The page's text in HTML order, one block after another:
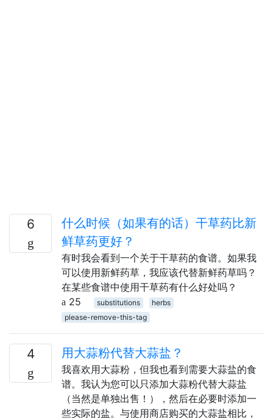
6
什么时候（如果有的话）干草药比新
鲜草药更好？
有时我会看到一个关于干草药的食谱。如果我
可以使用新鲜药草，我应该代替新鲜药草吗？
在某些食谱中使用干草药有什么好处吗？
25
substitutions
herbs
please-remove-this-tag
4 用大蒜粉代替大蒜盐？
我喜欢用大蒜粉，但我也看到需要大蒜盐的食
谱。我认为您可以只添加大蒜粉代替大蒜盐
（当然是单独出售！），然后在必要时添加一
些实际的盐。与使用商店购买的大蒜盐相比，